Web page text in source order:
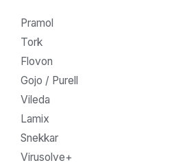
Pramol
Tork
Flovon
Gojo / Purell
Vileda
Lamix
Snekkar
Virusolve+